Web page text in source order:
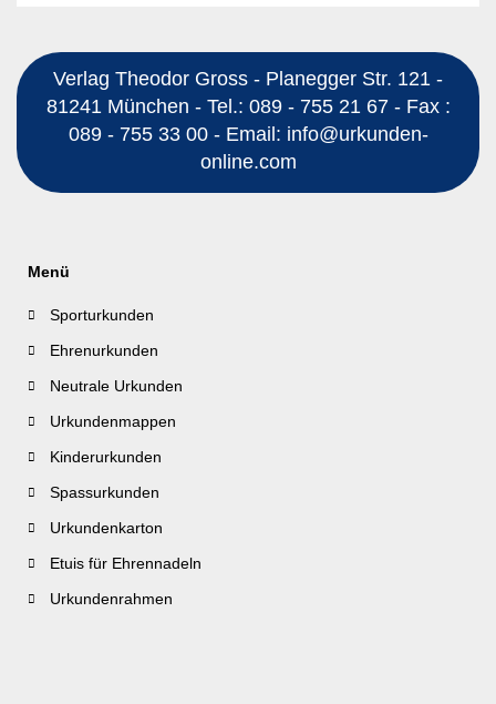
Verlag Theodor Gross - Planegger Str. 121 -
81241 München - Tel.: 089 - 755 21 67 - Fax :
089 - 755 33 00 - Email: info@urkunden-
online.com
Menü
Sporturkunden
Ehrenurkunden
Neutrale Urkunden
Urkundenmappen
Kinderurkunden
Spassurkunden
Urkundenkarton
Etuis für Ehrennadeln
Urkundenrahmen